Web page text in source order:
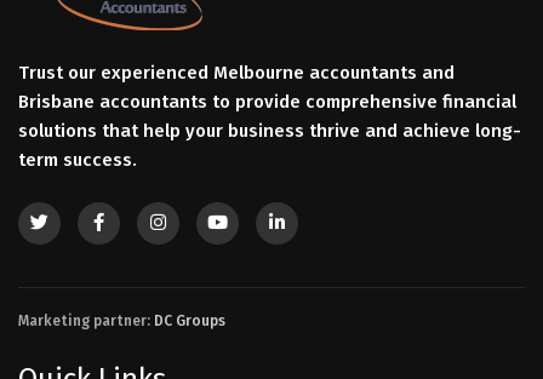
Trust our experienced Melbourne accountants and
Brisbane accountants to provide comprehensive financial
solutions that help your business thrive and achieve long-
term success.
Marketing partner: DC Groups